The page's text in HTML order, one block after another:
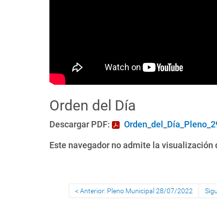
Orden del Día
Descargar PDF:
Este navegador no admite la visualización
Anterior: Pleno Municipal 28/07/2022